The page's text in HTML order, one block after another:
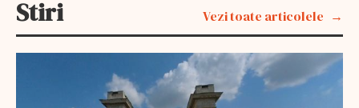
Stiri Vezi toate articolele